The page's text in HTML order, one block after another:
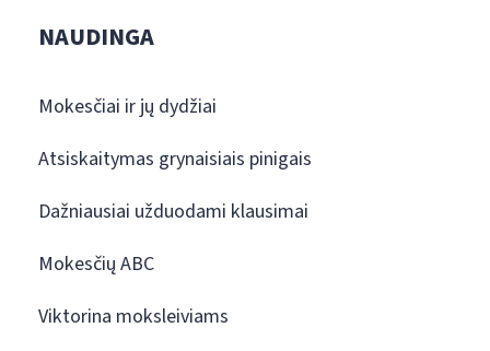
NAUDINGA
Mokesčiai ir jų dydžiai
Atsiskaitymas grynaisiais pinigais
Dažniausiai užduodami klausimai
Mokesčių ABC
Viktorina moksleiviams